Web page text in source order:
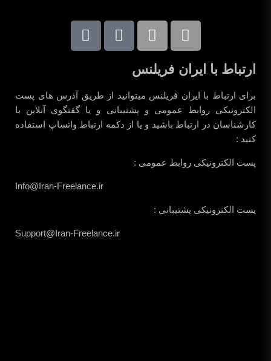
ارتباط با ایران فریلنس
برای ارتباط با ایران فریلنس میتوانید از طریق آدرس های پست
الکترونیکی روابط عمومی و پشتیبانی و یا گفتگوی آنلاین با
کارشناسان در ارتباط باشید و یا از دکمه ارتباط واتساپ استفاده
کنید :
پست الکترونیکی روابط عمومی :
Info@Iran-Freelance.ir
پست الکترونیکی پشتیبانی :
Support@Iran-Freelance.ir